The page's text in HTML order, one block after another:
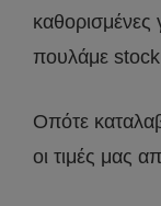
καθορισμένες
πουλάμε
Οπότε
οι τιμές μας